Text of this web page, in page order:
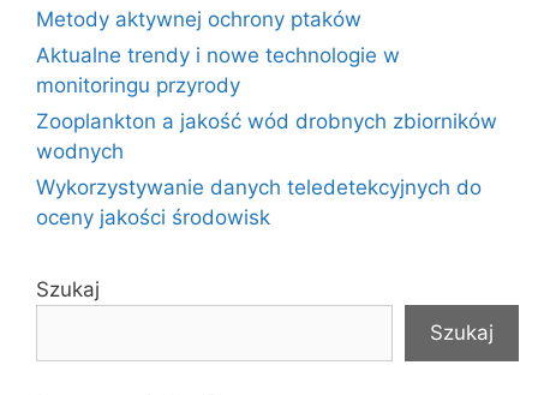
Metody aktywnej ochrony ptaków
Aktualne trendy i nowe technologie w
monitoringu przyrody
Zooplankton a jakość wód drobnych zbiorników
wodnych
Wykorzystywanie danych teledetekcyjnych do
oceny jakości środowisk
Szukaj
Szukaj